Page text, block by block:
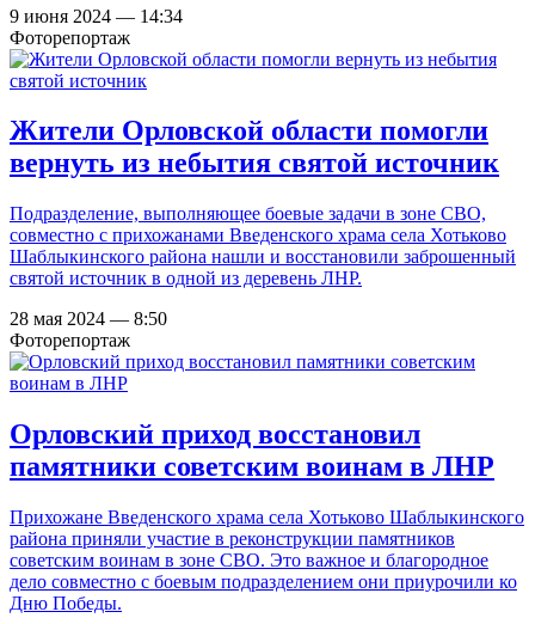
9 июня 2024 — 14:34
Фоторепортаж
Жители Орловской области помогли
вернуть из небытия святой источник
Подразделение, выполняющее боевые задачи в зоне СВО,
совместно с прихожанами Введенского храма села Хотьково
Шаблыкинского района нашли и восстановили заброшенный
святой источник в одной из деревень ЛНР.
28 мая 2024 — 8:50
Фоторепортаж
Орловский приход восстановил
памятники советским воинам в ЛНР
Прихожане Введенского храма села Хотьково Шаблыкинского
района приняли участие в реконструкции памятников
советским воинам в зоне СВО. Это важное и благородное
дело совместно с боевым подразделением они приурочили ко
Дню Победы.